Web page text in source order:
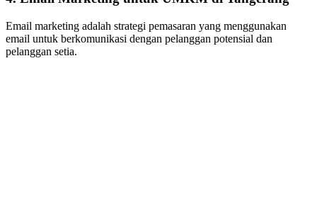
Email marketing adalah strategi pemasaran yang menggunakan
email untuk berkomunikasi dengan pelanggan potensial dan
pelanggan setia.